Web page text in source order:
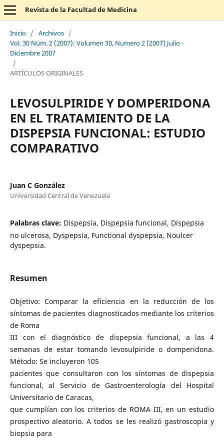
Revista de la Facultad de Medicina
Inicio / Archivos /
Vol. 30 Núm. 2 (2007): Volumen 30, Numero 2 (2007) Julio -
Diciembre 2007
/
ARTÍCULOS ORIGINALES
LEVOSULPIRIDE Y DOMPERIDONA
EN EL TRATAMIENTO DE LA
DISPEPSIA FUNCIONAL: ESTUDIO
COMPARATIVO
Juan C González
Universidad Central de Venezuela
Palabras clave: Dispepsia, Dispepsia funcional, Dispepsia
no ulcerosa, Dyspepsia, Functional dyspepsia, Noulcer
dyspepsia.
Resumen
Objetivo: Comparar la eficiencia en la reducción de los
síntomas de pacientes diagnosticados mediante los criterios
de Roma
III con el diagnóstico de dispepsia funcional, a las 4
semanas de estar tomando levosulpiride o domperidona.
Método: Se incluyeron 105
pacientes que consultaron con los síntomas de dispepsia
funcional, al Servicio de Gastroenterología del Hospital
Universitario de Caracas,
que cumplían con los criterios de ROMA III, en un estudio
prospectivo aleatorio. A todos se les realizó gastroscopia y
biopsia para